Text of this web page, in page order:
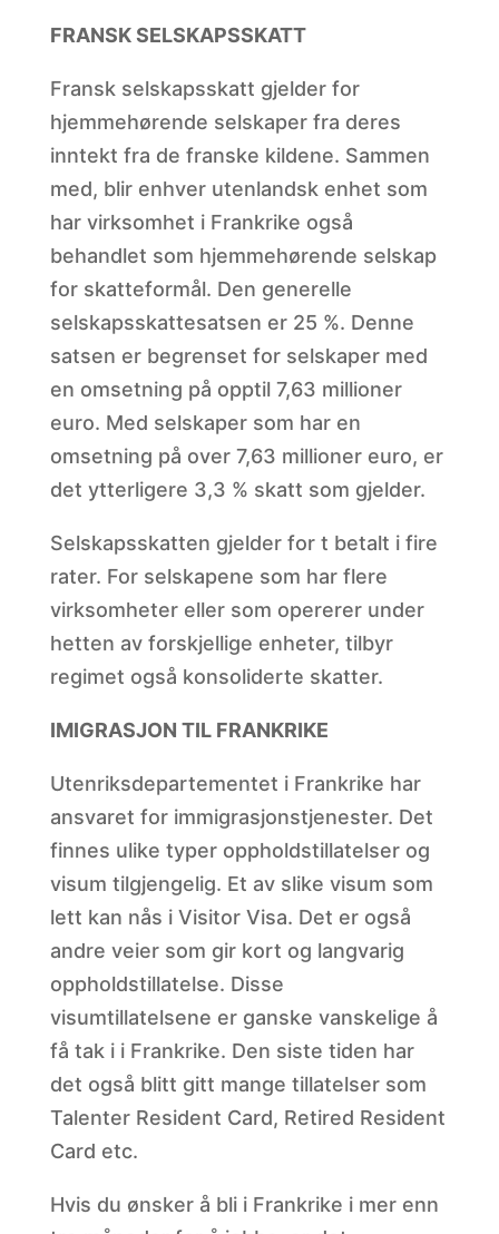
FRANSK SELSKAPSSKATT
Fransk selskapsskatt gjelder for
hjemmehørende selskaper fra deres
inntekt fra de franske kildene. Sammen
med, blir enhver utenlandsk enhet som
har virksomhet i Frankrike også
behandlet som hjemmehørende selskap
for skatteformål. Den generelle
selskapsskattesatsen er 25 %. Denne
satsen er begrenset for selskaper med
en omsetning på opptil 7,63 millioner
euro. Med selskaper som har en
omsetning på over 7,63 millioner euro, er
det ytterligere 3,3 % skatt som gjelder.
Selskapsskatten gjelder for t betalt i fire
rater. For selskapene som har flere
virksomheter eller som opererer under
hetten av forskjellige enheter, tilbyr
regimet også konsoliderte skatter.
IMIGRASJON TIL FRANKRIKE
Utenriksdepartementet i Frankrike har
ansvaret for immigrasjonstjenester. Det
finnes ulike typer oppholdstillatelser og
visum tilgjengelig. Et av slike visum som
lett kan nås i Visitor Visa. Det er også
andre veier som gir kort og langvarig
oppholdstillatelse. Disse
visumtillatelsene er ganske vanskelige å
få tak i i Frankrike. Den siste tiden har
det også blitt gitt mange tillatelser som
Talenter Resident Card, Retired Resident
Card etc.
Hvis du ønsker å bli i Frankrike i mer enn